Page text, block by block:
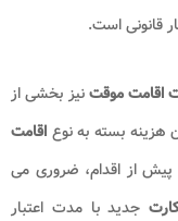
قانونی است.
اقامت موقتنیز بخشی از
هزینه بسته به نوع اقامت
از اقدام، ضروری می
کارت جدید با مدت اعتبار